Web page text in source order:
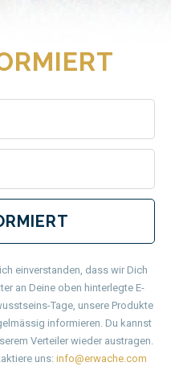
einverstanden, dass wir Dich
an Deine oben hinterlegte E-
Tage, unsere Produkte
informieren. Du kannst
Verteiler wieder austragen.
uns: info@erwache.com